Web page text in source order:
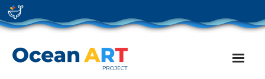
Skip
to
content